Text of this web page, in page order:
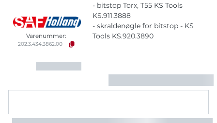
Varenummer:
202.3.434.3862.00
- bitstop Torx, T55 KS Tools
KS.911.3888
- skraldenøgle for bitstop - KS
Tools KS.920.3890